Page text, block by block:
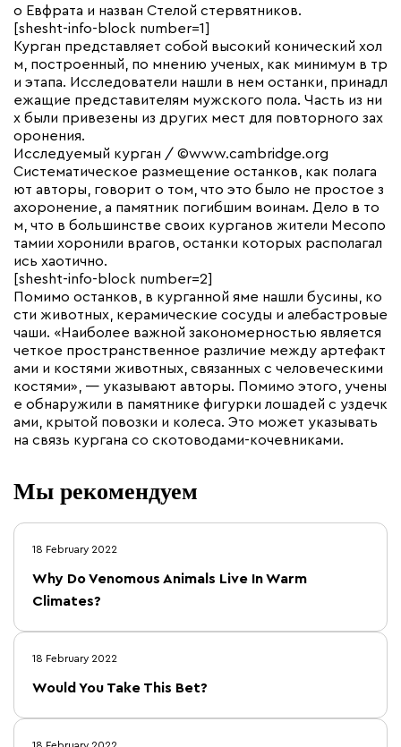
о Евфрата и назван Стелой стервятников.
[shesht-info-block number=1]
Курган представляет собой высокий конический хол
м, построенный, по мнению ученых, как минимум в тр
и этапа. Исследователи нашли в нем останки, принадл
ежащие представителям мужского пола. Часть из ни
х были привезены из других мест для повторного зах
оронения.
Исследуемый курган / ©www.cambridge.org
Систематическое размещение останков, как полага
ют авторы, говорит о том, что это было не простое з
ахоронение, а памятник погибшим воинам. Дело в то
м, что в большинстве своих курганов жители Месопо
тамии хоронили врагов, останки которых располагал
ись хаотично.
[shesht-info-block number=2]
Помимо останков, в курганной яме нашли бусины, ко
сти животных, керамические сосуды и алебастровые
чаши. «Наиболее важной закономерностью является
четкое пространственное различие между артефакт
ами и костями животных, связанных с человеческими
костями», — указывают авторы. Помимо этого, учены
е обнаружили в памятнике фигурки лошадей с уздечк
ами, крытой повозки и колеса. Это может указывать
на связь кургана со скотоводами-кочевниками.
Мы рекомендуем
18 February 2022
Why Do Venomous Animals Live In Warm
Climates?
18 February 2022
Would You Take This Bet?